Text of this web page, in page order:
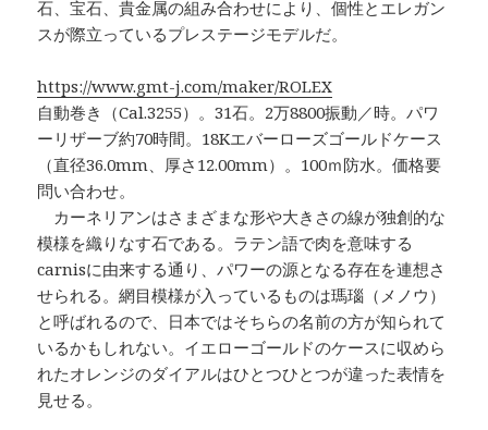
石、宝石、貴金属の組み合わせにより、個性とエレガン
スが際立っているプレステージモデルだ。
https://www.gmt-j.com/maker/ROLEX
自動巻き（Cal.3255）。31石。2万8800振動／時。パワ
ーリザーブ約70時間。18Kエバーローズゴールドケース
（直径36.0mm、厚さ12.00mm）。100ｍ防水。価格要
問い合わせ。
カーネリアンはさまざまな形や大きさの線が独創的な
模様を織りなす石である。ラテン語で肉を意味する
carnisに由来する通り、パワーの源となる存在を連想さ
せられる。網目模様が入っているものは瑪瑙（メノウ）
と呼ばれるので、日本ではそちらの名前の方が知られて
いるかもしれない。イエローゴールドのケースに収めら
れたオレンジのダイアルはひとつひとつが違った表情を
見せる。